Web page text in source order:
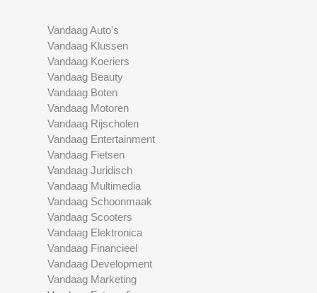
Vandaag Auto's
Vandaag Klussen
Vandaag Koeriers
Vandaag Beauty
Vandaag Boten
Vandaag Motoren
Vandaag Rijscholen
Vandaag Entertainment
Vandaag Fietsen
Vandaag Juridisch
Vandaag Multimedia
Vandaag Schoonmaak
Vandaag Scooters
Vandaag Elektronica
Vandaag Financieel
Vandaag Development
Vandaag Marketing